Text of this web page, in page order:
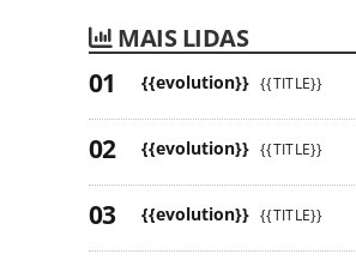
MAIS LIDAS
{{evolution}} {{TITLE}}
{{evolution}} {{TITLE}}
{{evolution}} {{TITLE}}